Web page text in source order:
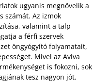
ugyanis megnövelik a
számát. Az izmok
valamint a talp
a férfi szervek
öngyógyító folyamatait,
Mivel az Aviva
is fokozni, sok
tesz nagyon jót.